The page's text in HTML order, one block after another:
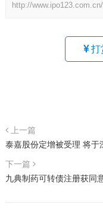
http://
打
上一篇
泰嘉股份定增被受理 将于
下一篇
九典制药可转债注册获同